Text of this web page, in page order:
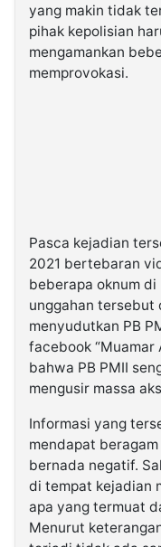
yang makin tidak
pihak kepolisian
mengamankan
memprovokasi.
Pasca kejadian
2021 bertebaran
beberapa oknum
unggahan tersebut
menyudutkan PB
facebook “Muamar
bahwa PB PMII
mengusir massa
Informasi yang
mendapat
bernada negatif.
di tempat kejadian
apa yang termuat
Menurut